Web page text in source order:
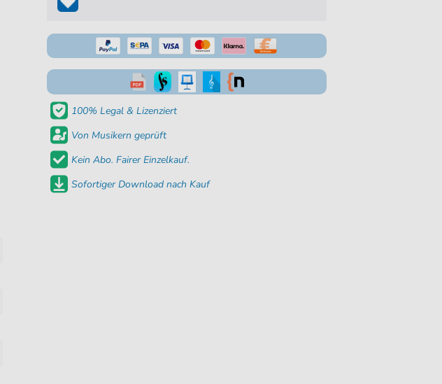
100% Legal & Lizenziert
Von Musikern geprüft
Kein Abo. Fairer Einzelkauf.
Sofortiger Download nach Kauf